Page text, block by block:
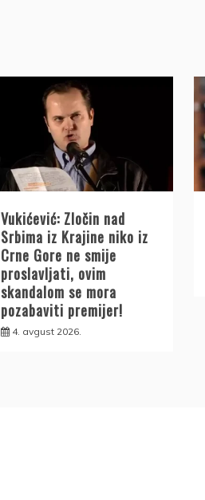
Vukićević: Zločin nad
Srbima iz Krajine niko iz
Crne Gore ne smije
proslavljati, ovim
skandalom se mora
pozabaviti premijer!
4. avgust 2026.